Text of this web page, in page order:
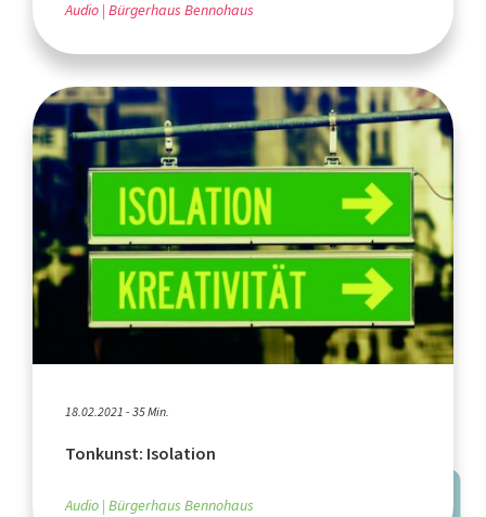
Audio Bürgerhaus Bennohaus
18.02.2021 - 35 Min.
Tonkunst: Isolation
Audio Bürgerhaus Bennohaus